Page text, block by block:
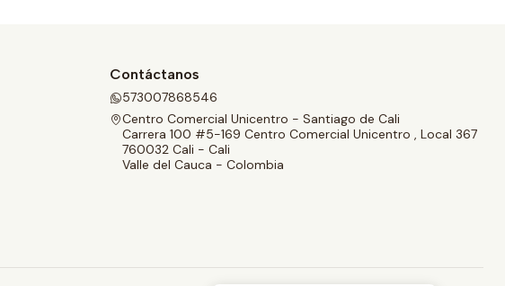
Contáctanos
573007868546
Centro Comercial Unicentro - Santiago de Cali
Carrera 100 #5-169 Centro Comercial Unicentro , Local 367
760032 Cali - Cali
Valle del Cauca - Colombia